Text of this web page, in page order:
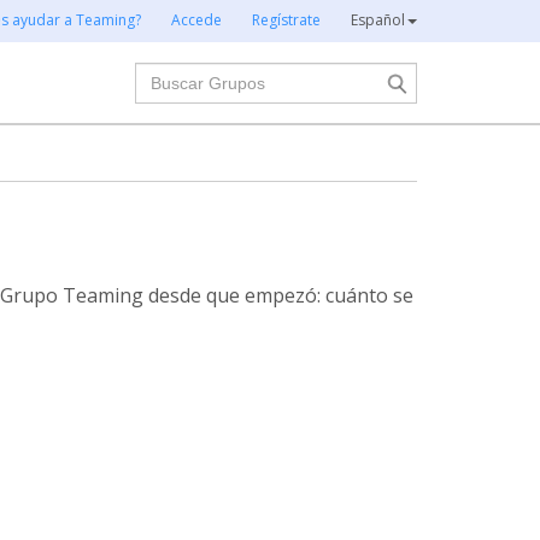
ayudar a Teaming? Accede Regístrate Español
Buscar
Teaming desde que empezó: cuánto se